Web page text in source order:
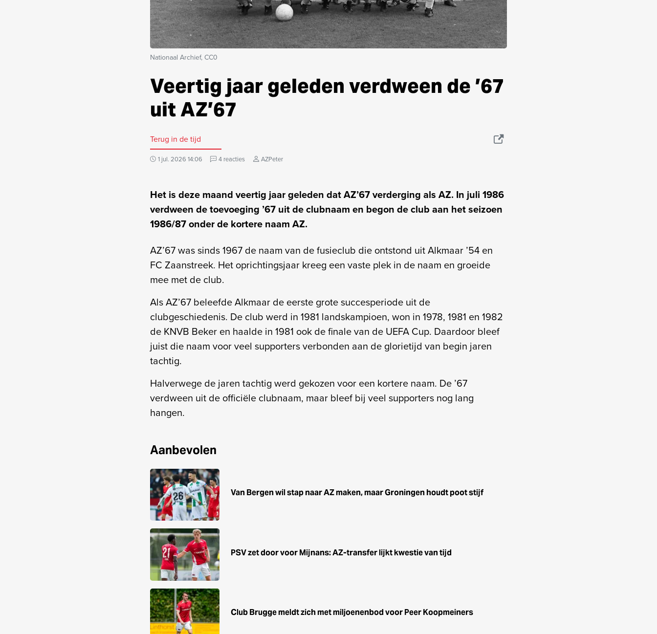
Nationaal Archief, CC0
Veertig jaar geleden verdween de ’67
uit AZ’67
Terug in de tijd
1 jul. 2026 14:06 4 reacties AZPeter
Het is deze maand veertig jaar geleden dat AZ’67 verderging als AZ. In juli 1986
verdween de toevoeging ’67 uit de clubnaam en begon de club aan het seizoen
1986/87 onder de kortere naam AZ.
AZ’67 was sinds 1967 de naam van de fusieclub die ontstond uit Alkmaar ’54 en
FC Zaanstreek. Het oprichtingsjaar kreeg een vaste plek in de naam en groeide
mee met de club.
Als AZ’67 beleefde Alkmaar de eerste grote succesperiode uit de
clubgeschiedenis. De club werd in 1981 landskampioen, won in 1978, 1981 en 1982
de KNVB Beker en haalde in 1981 ook de finale van de UEFA Cup. Daardoor bleef
juist die naam voor veel supporters verbonden aan de glorietijd van begin jaren
tachtig.
Halverwege de jaren tachtig werd gekozen voor een kortere naam. De ’67
verdween uit de officiële clubnaam, maar bleef bij veel supporters nog lang
hangen.
Aanbevolen
Van Bergen wil stap naar AZ maken, maar Groningen houdt poot stijf
PSV zet door voor Mijnans: AZ-transfer lijkt kwestie van tijd
Club Brugge meldt zich met miljoenenbod voor Peer Koopmeiners